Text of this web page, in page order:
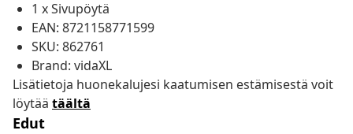
1 x Sivupöytä
EAN: 8721158771599
SKU: 862761
Brand: vidaXL
Lisätietoja huonekalujesi kaatumisen estämisestä voit
löytää täältä
Edut